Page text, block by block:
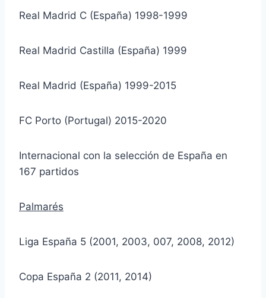
Real Madrid C (España) 1998-1999
Real Madrid Castilla (España) 1999
Real Madrid (España) 1999-2015
FC Porto (Portugal) 2015-2020
Internacional con la selección de España en
167 partidos
Palmarés
Liga España 5 (2001, 2003, 007, 2008, 2012)
Copa España 2 (2011, 2014)